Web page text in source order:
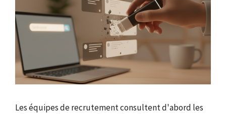
Les équipes de recrutement consultent d'abord les